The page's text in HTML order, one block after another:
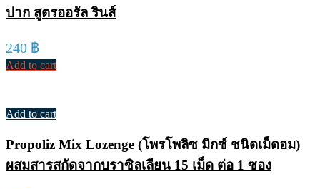
ปาก สูตรออรัล รินส์
240 ฿
Add to cart
Add to cart
Propoliz Mix Lozenge (โพรโพลิซ มิกซ์ ชนิดเม็ดอม)
ผสมสารสกัดจากบราซิลเลียน 15 เม็ด ต่อ 1 ซอง